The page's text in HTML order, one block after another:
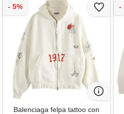
Balenciaga felpa tattoo con